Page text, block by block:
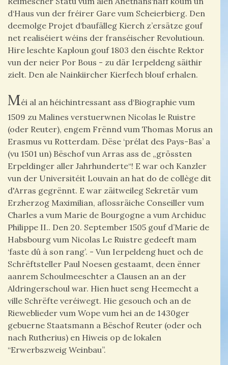
d‘Haus vun der fréirer Gare vum Scheierbierg. Den
deemolge Projet d‘baufälleg Kierch z’ersätze gouf
net realiséiert wéins der franséischer Revolutioun.
Hire leschte Kaploun gouf 1803 den éischte Rektor
vun der neier Por Bous - zu där Ierpeldeng säithir
zielt. Den ale Nainkiircher Kierfech blouf erhalen.
Méi al an héichintressant ass d‘Biographie vum
1509 zu Malines verstuerwnen Nicolas le Ruistre
(oder Reuter), engem Frënnd vum Thomas Morus an
Erasmus vu Rotterdam. Dëse ‘prélat des Pays-Bas’ a
(vu 1501 un) Bëschof vun Arras ass de „grössten
Erpeldinger aller Jahrhunderte“! E war och Kanzler
vun der Universitéit Louvain an hat do de collège dit
d'Arras gegrënnt. E war zäitweileg Sekretär vum
Erzherzog Maximilian, aflossräiche Conseiller vum
Charles a vum Marie de Bourgogne a vum Archiduc
Philippe II.. Den 20. September 1505 gouf d’Marie de
Habsbourg vum Nicolas Le Ruistre gedeeft mam
‘faste dû à son rang’. - Vun Ierpeldeng huet och de
Schrëftsteller Paul Noesen gestaamt, deen ënner
aanrem Schoulmeeschter a Clausen an an der
Aldringerschoul war. Hien huet seng Heemecht a
ville Schrëfte veréiwegt. Hie gesouch och an de
Rieweblieder vum Wope vum hei an de 1430ger
gebuerne Staatsmann a Bëschof Reuter (oder och
nach Rutherius) en Hiweis op de lokalen
“Erwerbszweig Weinbau”.